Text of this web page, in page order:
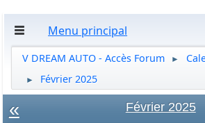
Menu principal
V DREAM AUTO - Accès Forum ►
► Février 2025
« Février 2025